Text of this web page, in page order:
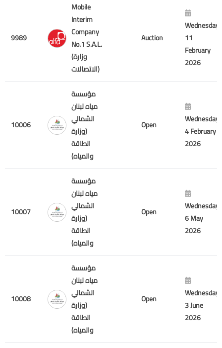
9989
Mobile
Interim
Company
No.1 S.A.L.
(وزارة
الاتصالات)
Auction
Wednesday
11
February
2026
10006
مؤسسة
مياه لبنان
الشمالي
(وزارة
الطاقة
والمياه)
Open
Wednesday
4 February
2026
10007
مؤسسة
مياه لبنان
الشمالي
(وزارة
الطاقة
والمياه)
Open
Wednesday
6 May
2026
10008
مؤسسة
مياه لبنان
الشمالي
(وزارة
الطاقة
والمياه)
Open
Wednesday
3 June
2026